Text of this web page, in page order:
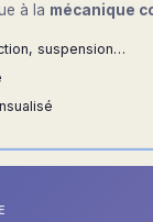
à la mécanique
suspension…